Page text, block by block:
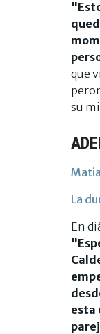
que
su
La
En
esta